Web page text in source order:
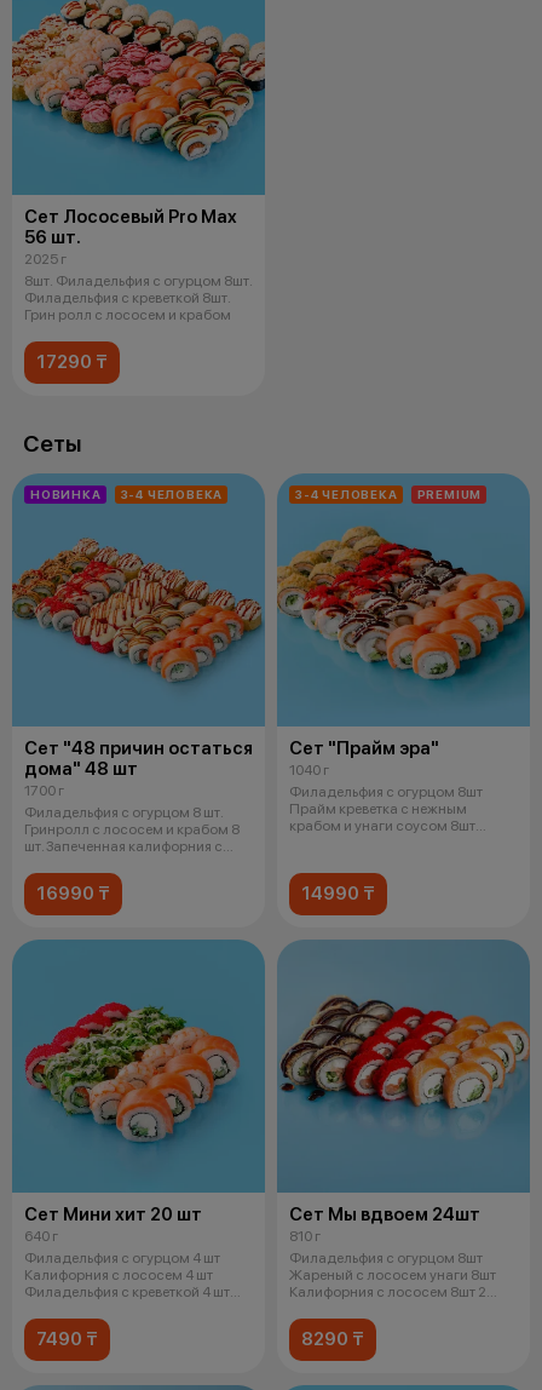
Сет Лососевый Pro Max
56 шт.
2025 г
8шт. Филадельфия с огурцом 8шт.
Филадельфия с креветкой 8шт.
Грин ролл с лососем и крабом
17290 ₸
Сеты
НОВИНКА 3-4 ЧЕЛОВЕКА
Сет "48 причин остаться
дома" 48 шт
1700 г
Филадельфия с огурцом 8 шт.
Гринролл с лососем и крабом 8
шт. Запеченная калифорния с
16990 ₸
3-4 ЧЕЛОВЕКА PREMIUM
Сет "Прайм эра"
1040 г
Филадельфия с огурцом 8шт
Прайм креветка с нежным
крабом и унаги соусом 8шт
14990 ₸
Сет Мини хит 20 шт
640 г
Филадельфия с огурцом 4 шт
Калифорния с лососем 4 шт
Филадельфия с креветкой 4 шт
7490 ₸
Сет Мы вдвоем 24шт
810 г
Филадельфия с огурцом 8шт
Жареный с лососем унаги 8шт
Калифорния с лососем 8шт 2
8290 ₸